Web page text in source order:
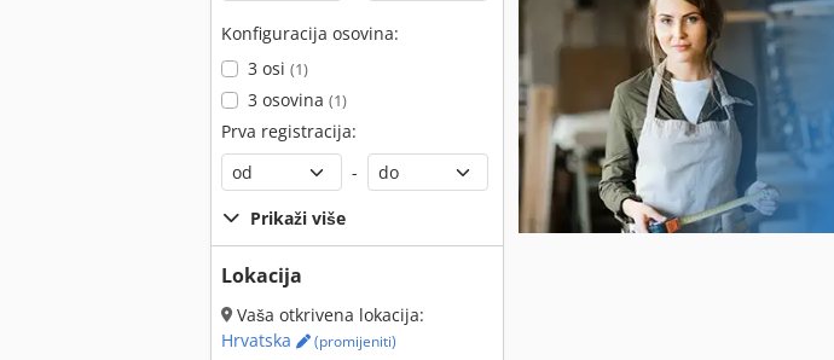
Konfiguracija osovina:
3 osi (1)
3 osovina (1)
Prva registracija:
-
Prikaži više
Lokacija
Vaša otkrivena lokacija:
Hrvatska
(promijeniti)
Ka 77